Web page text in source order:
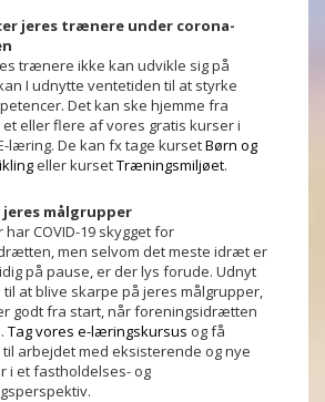
jeres trænere under corona-
trænere ikke kan udvikle sig på
I udnytte ventetiden til at styrke
Det kan ske hjemme fra
eller flere af vores gratis kurser i
læring. De kan fx tage kursetBørn og
eller kursetTræningsmiljøet.
jeres målgrupper
har COVID-19 skygget for
men selvom det meste idræt er
på pause, er der lys forude. Udnyt
at blive skarpe på jeres målgrupper,
godt fra start, når foreningsidrætten
Tag vores e-læringskursus og få
arbejdet med eksisterende og nye
i et fastholdelses- og